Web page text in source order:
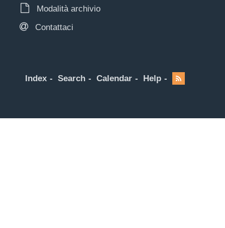
Modalità archivio
Contattaci
Index Search Calendar Help